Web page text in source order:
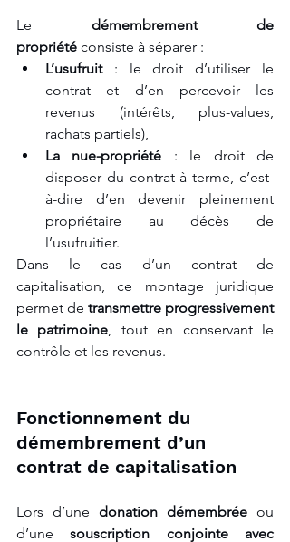
Le démembrement de
propriété consiste à séparer :
L’usufruit : le droit d’utiliser le
contrat et d’en percevoir les
revenus (intérêts, plus-values,
rachats partiels),
La nue-propriété : le droit de
disposer du contrat à terme, c’est-
à-dire d’en devenir pleinement
propriétaire au décès de
l’usufruitier.
Dans le cas d’un contrat de
capitalisation, ce montage juridique
permet de transmettre progressivement
le patrimoine, tout en conservant le
contrôle et les revenus.
Fonctionnement du
démembrement d’un
contrat de capitalisation
Lors d’une donation démembrée ou
d’une souscription conjointe avec